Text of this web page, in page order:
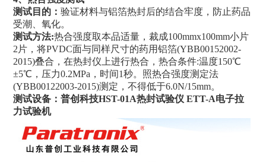
测试目的 ：验证材料与铝箔热封后的结合牢度，防止药品
受潮、氧化。
测试方法:热合强度取本品适量，裁成100mmx100mm小片
2片，将PVDC面与同样尺寸的药用铝箔(YBB00152002-
2015)叠合，在热封仪上进行热合，热合条件:温度150℃
±5℃，压力0.2MPa，时间1秒。照热合强度测定法
(YBB00122003-2015)测定，不得低于6.0N/15mm。
测试设备：普创科技HST-01A热封试验仪 ETT-A电子拉
力试验机